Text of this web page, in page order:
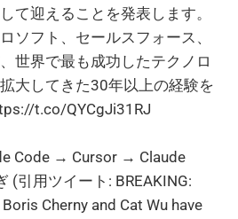
て迎えることを発表します。
ソフト、セールスフォース、
世界で最も成功したテクノロ
大してきた30年以上の経験を
t.co/QYCgJi31RJ
Code → Cursor → Claude
(引用ツイート: BREAKING:
Cherny and Cat Wu have